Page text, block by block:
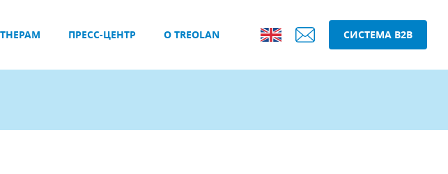
ПРЕСС-ЦЕНТР О TREOLAN СИСТЕМА B2B